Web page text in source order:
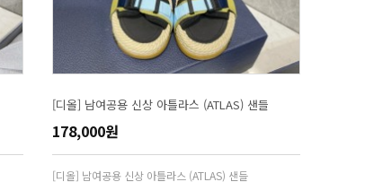
[디올] 남여공용 신상 아틀라스 (ATLAS) 샌들
178,000원
[디올] 남여공용 신상 아틀라스 (ATLAS) 샌들